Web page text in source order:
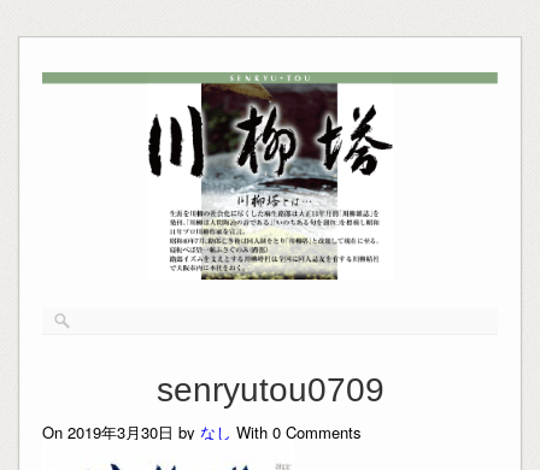
senryutou0709
On 2019年3月30日 by なし With 0Comments